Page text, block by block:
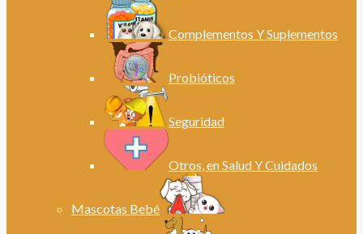
Complementos Y Suplementos
Probióticos
Seguridad
Otros, en Salud Y Cuidados
Mascotas Bebé